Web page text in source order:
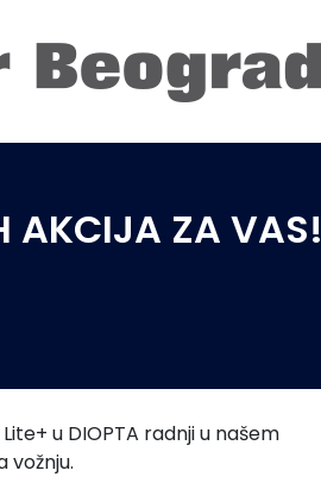
AKCIJA ZA VAS!
u DIOPTA radnji u našem
vožnju.